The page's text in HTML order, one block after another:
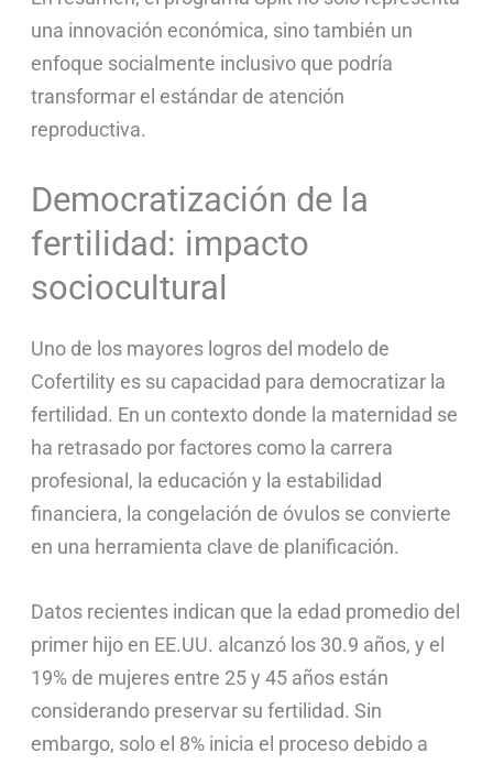
una innovación económica, sino también un
enfoque socialmente inclusivo que podría
transformar el estándar de atención
reproductiva.
Democratización de la
fertilidad: impacto
sociocultural
Uno de los mayores logros del modelo de
Cofertility es su capacidad para democratizar la
fertilidad. En un contexto donde la maternidad se
ha retrasado por factores como la carrera
profesional, la educación y la estabilidad
financiera, la congelación de óvulos se convierte
en una herramienta clave de planificación.
Datos recientes indican que la edad promedio del
primer hijo en EE.UU. alcanzó los 30.9 años, y el
19% de mujeres entre 25 y 45 años están
considerando preservar su fertilidad. Sin
embargo, solo el 8% inicia el proceso debido a